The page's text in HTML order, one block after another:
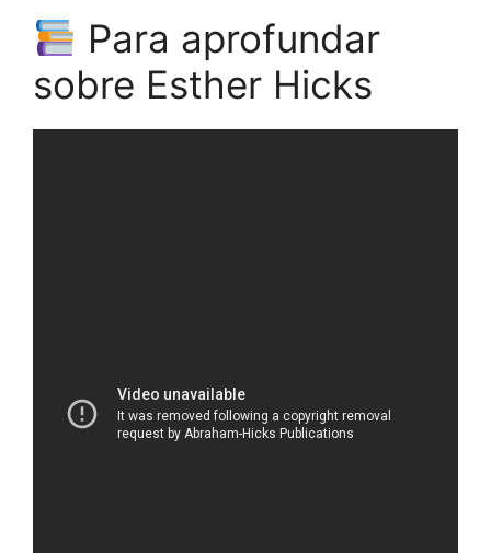
Para aprofundar
sobre Esther Hicks